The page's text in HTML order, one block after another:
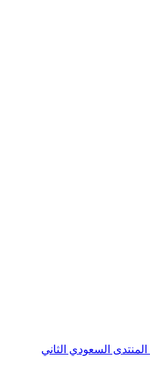
المنتدى السعودي الثاني